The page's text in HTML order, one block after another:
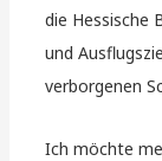
die Hessische
und
verborgenen
Ich möchte